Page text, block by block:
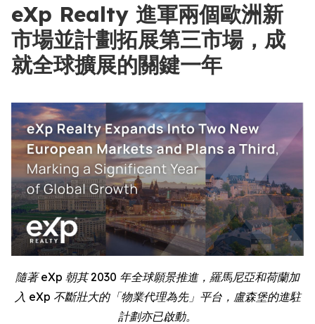
eXp Realty 進軍兩個歐洲新
市場並計劃拓展第三市場，成
就全球擴展的關鍵一年
隨著 eXp 朝其 2030 年全球願景推進，羅馬尼亞和荷蘭加
入 eXp 不斷壯大的「物業代理為先」平台，盧森堡的進駐
計劃亦已啟動。